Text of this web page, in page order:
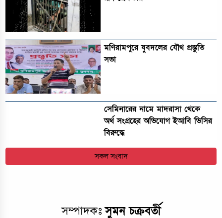
মণিরামপুরে যুবদলের যৌথ প্রস্তুতি
সভা
সেমিনারের নামে মাদরাসা থেকে
অর্থ সংগ্রহের অভিযোগ ইআবি ভিসির
বিরুদ্ধে
সকল সংবাদ
সম্পাদকঃসুমন চক্রবর্তী